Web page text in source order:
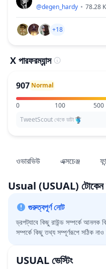
@degen_hardy 78.28 K
+18
X পারফরম্যান্স
907 Normal
0 100 500
TweetScout থেকে ডাটা
ওভারভিউ এক্সচেঞ্জ
Usual (USUAL)
গুরুত্বপূর্ণ নোট
ড্রপট্যাবে কিছু রাউন্ড সম্পর্কে আনলক
সম্পর্কে কিছু তথ্য সম্পূর্ণরূপে সঠিক নাও
USUALভেস্টিং